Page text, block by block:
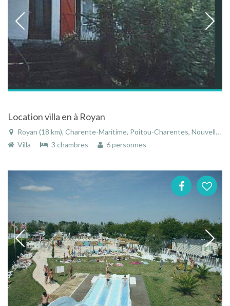
Location villa en à Royan
Royan (18 km), Charente-Maritime, Poitou-Charentes, Nouvelle-Aquitaine, France
Villa
3 chambres 6 personnes